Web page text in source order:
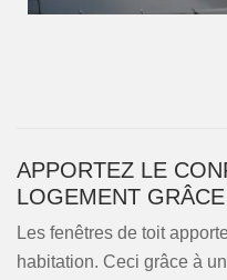
APPORTEZ LE
LOGEMENT
Les fenêtres de toit
habitation. Ceci grâce à